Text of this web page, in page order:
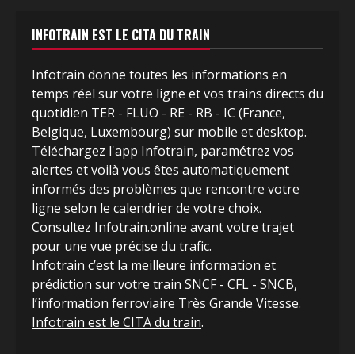
INFOTRAIN EST LE CITA DU TRAIN
Infotrain donne toutes les informations en
temps réel sur votre ligne et vos trains directs du
quotidien TER - FLUO - RE - RB - IC (France,
Belgique, Luxembourg) sur mobile et desktop.
Téléchargez l'app Infotrain, paramétrez vos
alertes et voilà vous êtes automatiquement
informés des problèmes que rencontre votre
ligne selon le calendrier de votre choix.
Consultez Infotrain.online avant votre trajet
pour une vue précise du trafic.
Infotrain c’est la meilleure information et
prédiction sur votre train SNCF - CFL - SNCB,
l’information ferroviaire Très Grande Vitesse.
Infotrain est le CITA du train.